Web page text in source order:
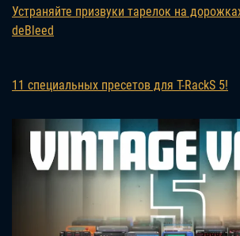
Устраняйте призвуки тарелок на
deBleed
11 специальных пресетов для T-RackS 5!